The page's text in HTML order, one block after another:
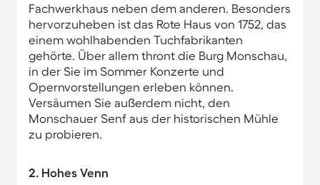
Fachwerkhaus neben dem anderen. Besonders
hervorzuheben ist das Rote Haus von 1752, das
einem wohlhabenden Tuchfabrikanten
gehörte. Über allem thront die Burg Monschau,
in der Sie im Sommer Konzerte und
Opernvorstellungen erleben können.
Versäumen Sie außerdem nicht, den
Monschauer Senf aus der historischen Mühle
zu probieren.
2. Hohes Venn